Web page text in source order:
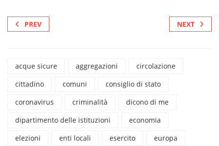
PREV NEXT
acque sicure aggregazioni
circolazione
cittadino
comuni
consiglio di stato
coronavirus
criminalità
dicono di me
dipartimento delle istituzioni
economia
elezioni
enti locali esercito
europa